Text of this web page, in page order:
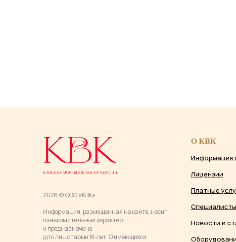
2026 (c) ООО«КВК»
Информация, размещенная на сайте, носит
ознакомительный характер
и предназначена
для лиц старше 18 лет. О имеющихся
О КВК
Информация
Лицензии
Платные
Специалисты
Новости и